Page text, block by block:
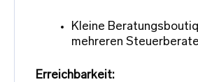
Kleine
mehreren
Erreichbarkeit: